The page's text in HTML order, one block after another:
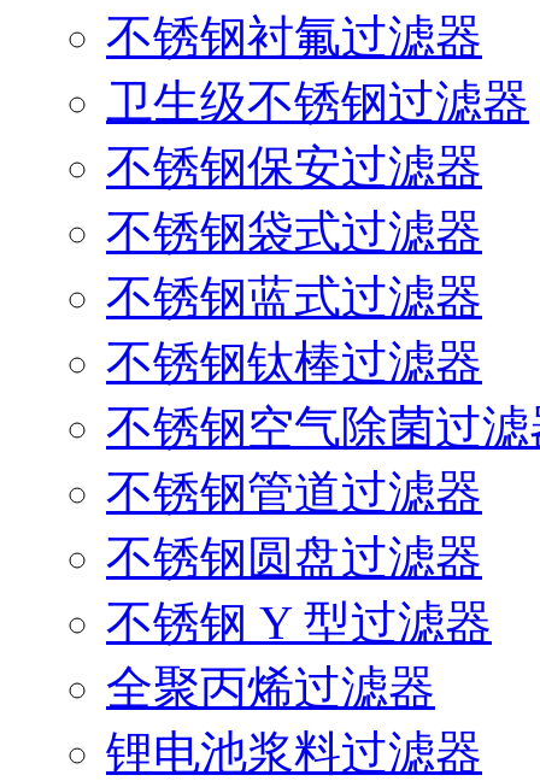
不锈钢衬氟过滤器
卫生级不锈钢过滤器
不锈钢保安过滤器
不锈钢袋式过滤器
不锈钢蓝式过滤器
不锈钢钛棒过滤器
不锈钢空气除菌过滤
不锈钢管道过滤器
不锈钢圆盘过滤器
不锈钢 Y 型过滤器
全聚丙烯过滤器
锂电池浆料过滤器